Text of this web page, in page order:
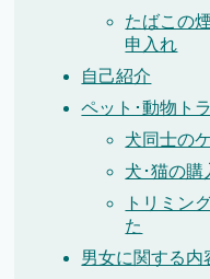
たばこの
申入れ
自己紹介
ペット･動物ト
犬同士の
犬･猫の購
トリミン
た
男女に関する内